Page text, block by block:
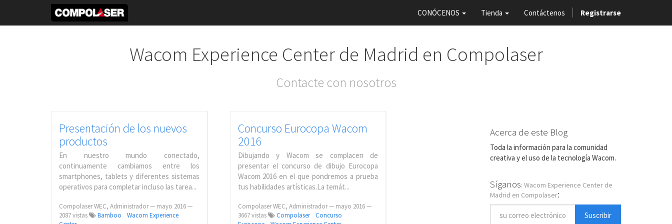
CONÓCENOS Tienda Contáctenos Registrarse
Wacom Experience Center de Madrid en Compolaser
Contacte con nosotros
Presentación de los nuevos
productos
En nuestro mundo conectado,
continuamente cambiamos entre los
smartphones, tablets y diferentes sistemas
operativos para completar incluso las tarea...
Compolaser WEC, Administrador— mayo 2016—
2087 vistas
Bamboo
Wacom Experience
Concurso Eurocopa Wacom
2016
Dibujando y Wacom se complacen de
presentar el concurso de dibujo Eurocopa
Wacom 2016 en el que pondremos a prueba
tus habilidades artísticas.La temát...
Compolaser WEC, Administrador— mayo 2016 —
3667 vistas
Compolaser
Concurso
Acerca de este Blog
Toda la información para la comunidad
creativa y el uso de la tecnología Wacom.
Síganos: Wacom Experience Center de
Madrid en Compolaser:
Suscribir